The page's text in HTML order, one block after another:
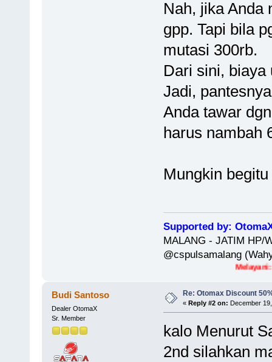
Nah, jika Anda
gpp. Tapi bila
mutasi 300rb.
Dari sini, biaya
Jadi,
Anda tawar
harus nambah
Mungkin begitu
Supported by:
MALANG - JATIM HP/
@cspulsamalang
Melayani: Beli
Budi Santoso
Dealer OtomaX
Sr. Member
Re: Otomax Discount
« Reply #2 on: December
kalo Menurut
2nd silahkan